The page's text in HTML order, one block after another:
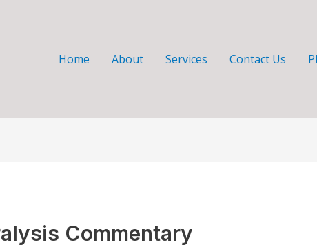
Home About Services Contact Us
Commentary